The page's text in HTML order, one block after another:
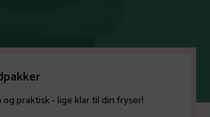
og praktisk - lige klar til din fryser!